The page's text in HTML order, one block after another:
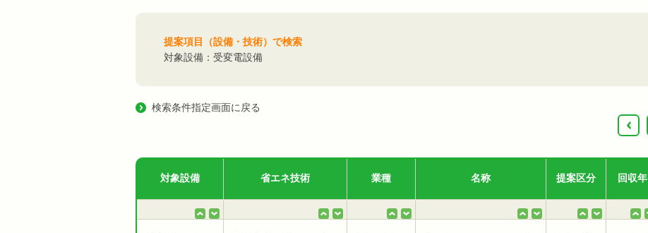
提案項目（設備・技術）で検索
対象設備：受変電設備
検索条件指定画面に戻る
‹
対象設備 省エネ技術 業種 名称 提案区分 回収年